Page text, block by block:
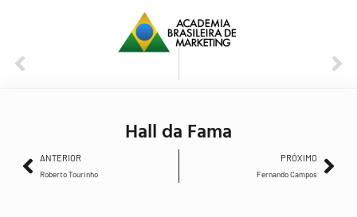
Hall da Fama
ANTERIOR
Roberto Tourinho
PRÓXIMO
Fernando Campos